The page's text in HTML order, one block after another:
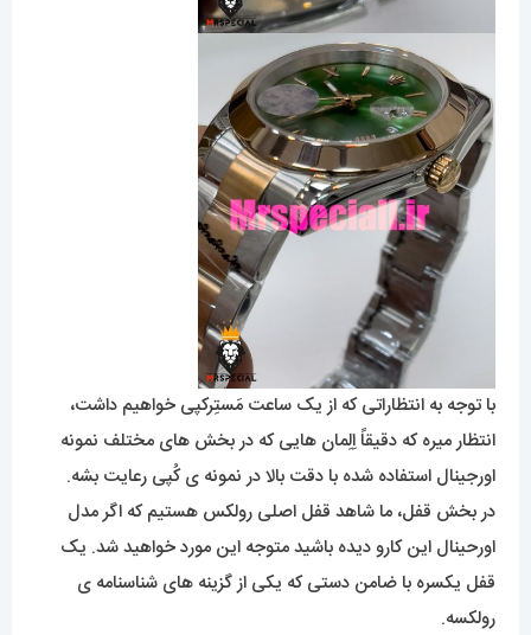
با توجه به انتظاراتی که از یک ساعت مَستِرکپی خواهیم داشت،
انتظار میره که دقیقاً اِلِمان هایی که در بخش های مختلف نمونه
اورجینال استفاده شده با دقت بالا در نمونه ی کُپی رعایت بشه.
در بخش قفل، ما شاهد قفل اصلی رولکس هستیم که اگر مدل
اورحینال این کارو دیده باشید متوجه این مورد خواهید شد. یک
قفل یکسره با ضامن دستی که یکی از گزینه های شناسنامه ی
رولکسه.